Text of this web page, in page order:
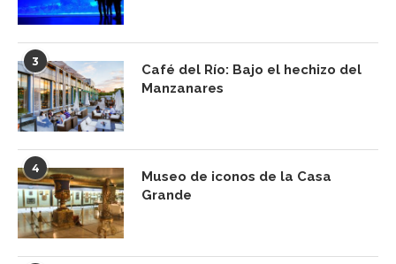
3
Café del Río: Bajo el hechizo del
Manzanares
4
Museo de iconos de la Casa
Grande